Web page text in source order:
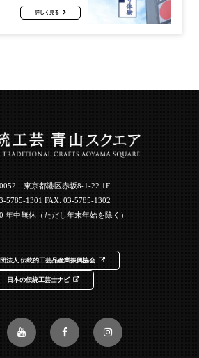
詳しく見る
東京都港区赤坂8-1-22 1F
5785-1301 FAX: 03-5785-1302
年中無休（ただし年末年始を除く）
法人 伝統的工芸品産業振興協会
日本の伝統工芸士ナビ